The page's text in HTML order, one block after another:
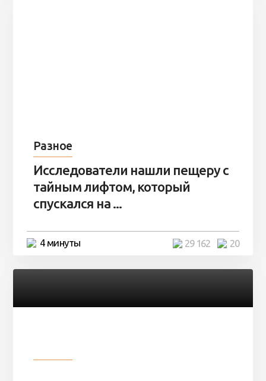
Разное
Исследователи нашли пещеру с
тайным лифтом, который
спускался на ...
4 минуты 20
29 162